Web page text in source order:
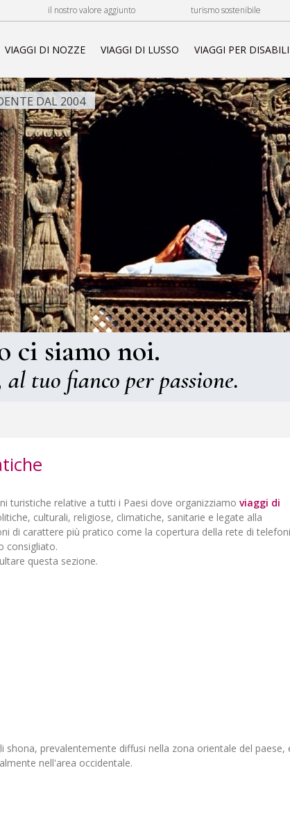
il nostro valore aggiunto turismo sostenibile
VIAGGI DI NOZZE VIAGGI DI LUSSO VIAGGI PER DISABILI
DAL 2004
ci siamo noi.
tuo fianco per passione.
turistiche relative a tutti i Paesi dove organizziamo viaggi di
culturali, religiose, climatiche, sanitarie e legate alla
di carattere più pratico come la copertura della rete di
consigliato.
questa sezione.
prevalentemente diffusi nella zona orientale del paese,
nell'area occidentale.